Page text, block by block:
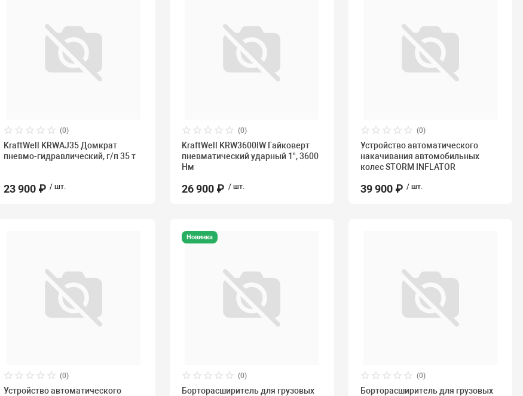
(0)
KraftWell KRWAJ35 Домкрат
пневмо-гидравлический, г/п 35 т
23 900 ₽ / шт.
(0)
KraftWell KRW3600IW Гайковерт
пневматический ударный 1", 3600
Нм
26 900 ₽ / шт.
(0)
Устройство автоматического
накачивания автомобильных
колес STORM INFLATOR
39 900 ₽ / шт.
(0)
Устройство автоматического
Новинка
(0)
Борторасширитель для грузовых
(0)
Борторасширитель для грузовых